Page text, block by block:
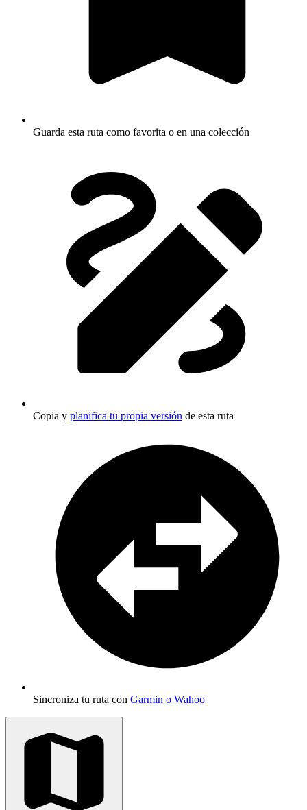
Guarda esta ruta como favorita o en una colección
Copia y planifica tu propia versión de esta ruta
Sincroniza tu ruta con Garmin o Wahoo